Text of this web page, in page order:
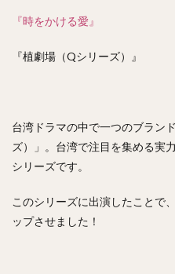
『時をかける愛』
『植劇場（Qシリーズ）』
台湾ドラマの中で一つのブラン
ズ）」。台湾で注目を集める実
シリーズです。
このシリーズに出演したことで
ップさせました！